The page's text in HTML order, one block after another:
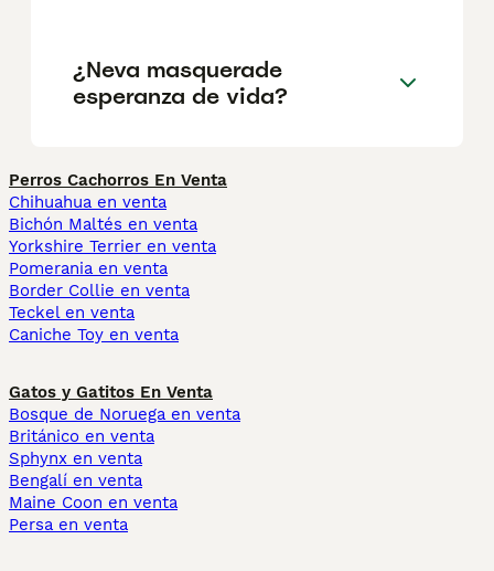
¿Neva masquerade
esperanza de vida?
Perros Cachorros En Venta
Chihuahua en venta
Bichón Maltés en venta
Yorkshire Terrier en venta
Pomerania en venta
Border Collie en venta
Teckel en venta
Caniche Toy en venta
Gatos y Gatitos En Venta
Bosque de Noruega en venta
Británico en venta
Sphynx en venta
Bengalí en venta
Maine Coon en venta
Persa en venta